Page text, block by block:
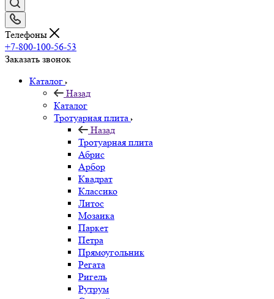
Телефоны
+7-800-100-56-53
Заказать звонок
Каталог
Назад
Каталог
Тротуарная плита
Назад
Тротуарная плита
Абрис
Арбор
Квадрат
Классико
Литос
Мозаика
Паркет
Петра
Прямоугольник
Регата
Ригель
Рутрум